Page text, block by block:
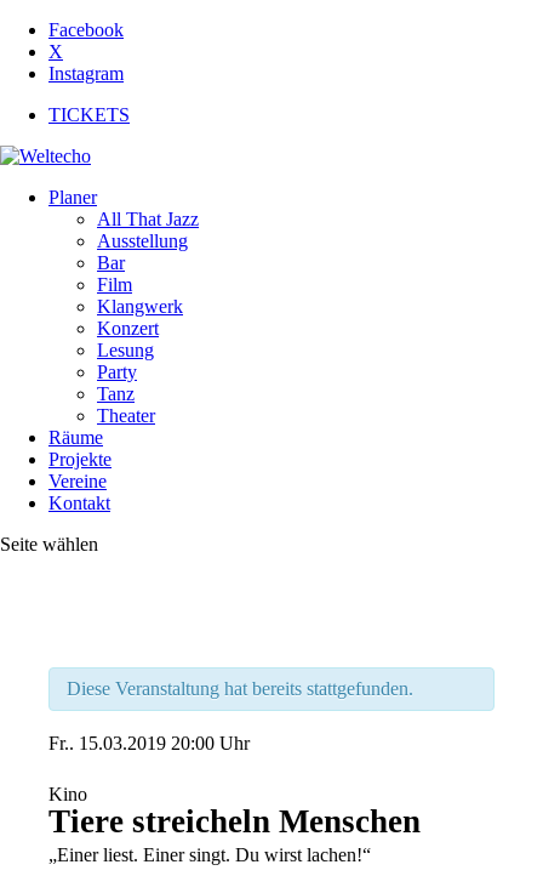
Facebook
X
Instagram
TICKETS
Planer
All That Jazz
Ausstellung
Bar
Film
Klangwerk
Konzert
Lesung
Party
Tanz
Theater
Räume
Projekte
Vereine
Kontakt
Seite wählen
Diese Veranstaltung hat bereits stattgefunden.
Fr.. 15.03.2019 20:00 Uhr
Kino
Tiere streicheln Menschen
„Einer liest. Einer singt. Du wirst lachen!“